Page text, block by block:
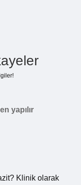
yapılır
Klinik olarak